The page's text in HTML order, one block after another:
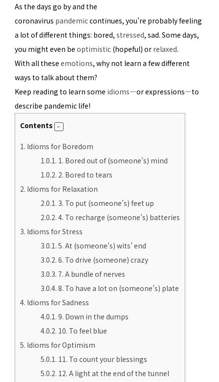
As the days go by and the
coronavirus pandemiccontinues, you’re probably feeling
a lot of different things: bored,stressed, sad. Some days,
you might even beoptimistic (hopeful) or relaxed.
With all theseemotions, why not learn a few different
ways to talk about them?
Keep reading to learn some idioms—or expressions—to
describe pandemic life!
Contents
1. Idioms for Boredom
1.0.1. 1. Bored out of (someone’s) mind
1.0.2. 2. Bored to tears
2. Idioms for Relaxation
2.0.1. 3. To put (someone’s) feet up
2.0.2. 4. To recharge (someone’s) batteries
3. Idioms for Stress
3.0.1. 5. At (someone’s) wits’ end
3.0.2. 6. To drive (someone) crazy
3.0.3. 7. A bundle of nerves
3.0.4. 8. To have a lot on (someone’s) plate
4. Idioms for Sadness
4.0.1. 9. Down in the dumps
4.0.2. 10. To feel blue
5. Idioms for Optimism
5.0.1. 11. To count your blessings
5.0.2. 12. A light at the end of the tunnel